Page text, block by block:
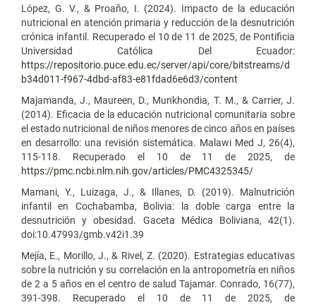
López, G. V., & Proaño, I. (2024). Impacto de la educación
nutricional en atención primaria y reducción de la desnutrición
crónica infantil. Recuperado el 10 de 11 de 2025, de Pontificia
Universidad Católica Del Ecuador:
https://repositorio.puce.edu.ec/server/api/core/bitstreams/d
b34d011-f967-4dbd-af83-e81fdad6e6d3/content
Majamanda, J., Maureen, D., Munkhondia, T. M., & Carrier, J.
(2014). Eficacia de la educación nutricional comunitaria sobre
el estado nutricional de niños menores de cinco años en países
en desarrollo: una revisión sistemática. Malawi Med J, 26(4),
115-118. Recuperado el 10 de 11 de 2025, de
https://pmc.ncbi.nlm.nih.gov/articles/PMC4325345/
Mamani, Y., Luizaga, J., & Illanes, D. (2019). Malnutrición
infantil en Cochabamba, Bolivia: la doble carga entre la
desnutrición y obesidad. Gaceta Médica Boliviana, 42(1).
doi:10.47993/gmb.v42i1.39
Mejía, E., Morillo, J., & Rivel, Z. (2020). Estrategias educativas
sobre la nutrición y su correlación en la antropometría en niños
de 2 a 5 años en el centro de salud Tajamar. Conrado, 16(77),
391-398. Recuperado el 10 de 11 de 2025, de